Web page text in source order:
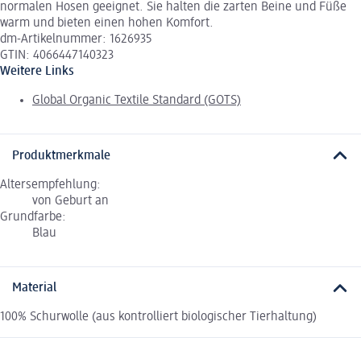
normalen Hosen geeignet. Sie halten die zarten Beine und Füße
warm und bieten einen hohen Komfort.
dm-Artikelnummer: 1626935
GTIN: 4066447140323
Weitere Links
Global Organic Textile Standard (GOTS)
Produktmerkmale
Altersempfehlung:
von Geburt an
Grundfarbe:
Blau
Material
100% Schurwolle (aus kontrolliert biologischer Tierhaltung)